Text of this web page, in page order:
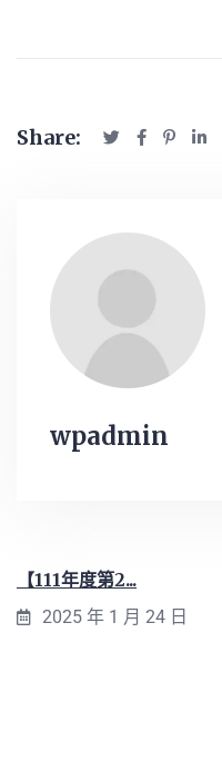
Share:
wpadmin
【111年度第2...
2025 年 1 月 24 日